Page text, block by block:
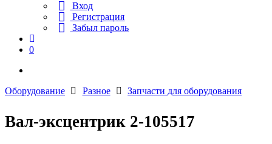
Вход
Регистрация
Забыл пароль
0
Оборудование Разное Запчасти для оборудования
Вал-эксцентрик 2-105517